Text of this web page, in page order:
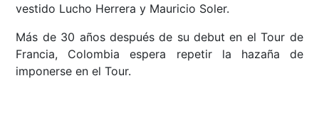
vestido Lucho Herrera y Mauricio Soler.
Más de 30 años después de su debut en el Tour de
Francia, Colombia espera repetir la hazaña de
imponerse en el Tour.